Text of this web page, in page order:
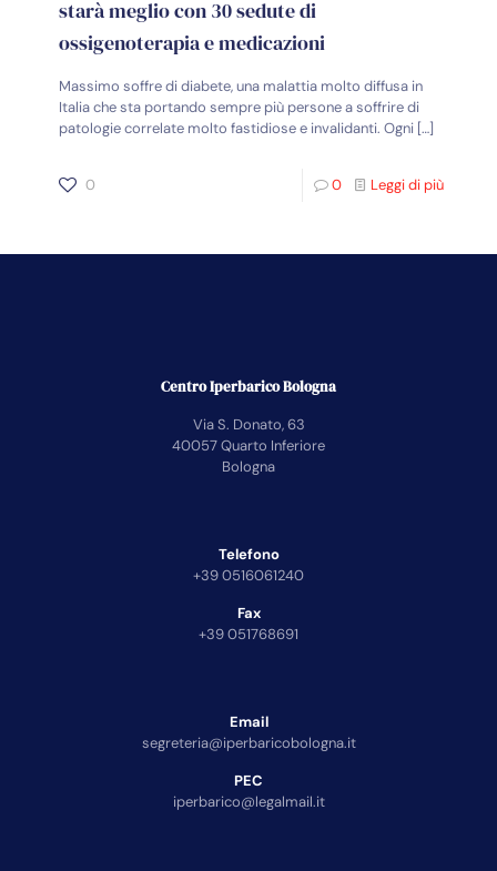
starà meglio con 30 sedute di
ossigenoterapia e medicazioni
Massimo soffre di diabete, una malattia molto diffusa in
Italia che sta portando sempre più persone a soffrire di
patologie correlate molto fastidiose e invalidanti. Ogni […]
0 0 Leggi di più
Centro Iperbarico Bologna
Via S. Donato, 63
40057 Quarto Inferiore
Bologna
Telefono
+39 0516061240
Fax
+39 051768691
Email
segreteria@iperbaricobologna.it
PEC
iperbarico@legalmail.it